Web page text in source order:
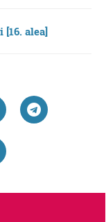
[16. alea]